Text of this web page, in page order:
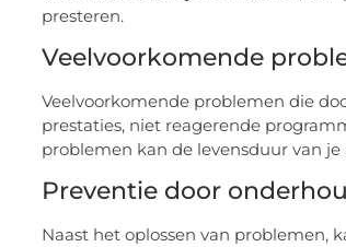
presteren.
Veelvoorkomende
Veelvoorkomende problemen die
prestaties, niet reagerende
problemen kan de levensduur van
Preventie door
Naast het oplossen van problemen,